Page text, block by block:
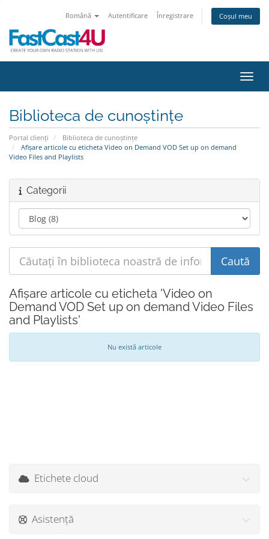
Română Autentificare Înregistrare Coșul meu
Biblioteca de cunoștințe
Portal clienți
Biblioteca de cunoștințe
Afișare articole cu eticheta Video on Demand VOD Set up on demand
Video Files and Playlists
Categorii
Afișare articole cu eticheta 'Video on
Demand VOD Set up on demand Video Files
and Playlists'
Nu există articole
Etichete cloud
Asistență